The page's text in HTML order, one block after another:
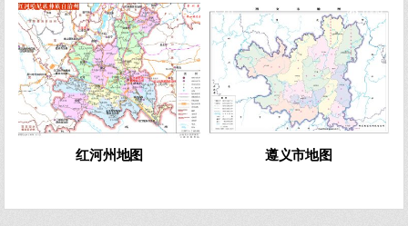
0 1069
红河州地图
0 1009
遵义市地图